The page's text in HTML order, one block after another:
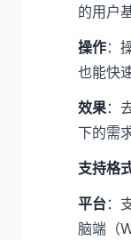
的用户
操作：
也能快
效果：
下的需求
支持格
平台：
脑端（